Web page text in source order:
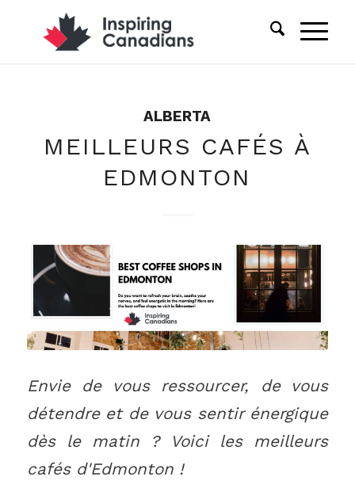
ALBERTA
MEILLEURS CAFÉS À
EDMONTON
Envie de vous ressourcer, de vous
détendre et de vous sentir énergique
dès le matin ? Voici les meilleurs
cafés d'Edmonton !